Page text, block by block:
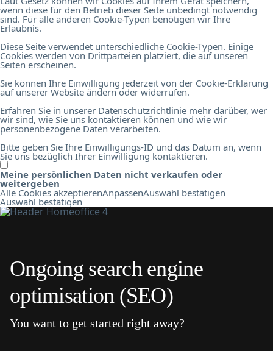
wenn diese für den Betrieb dieser Seite unbedingt notwendig
sind. Für alle anderen Cookie-Typen benötigen wir Ihre
Erlaubnis.
Diese Seite verwendet unterschiedliche Cookie-Typen. Einige
Cookies werden von Drittparteien platziert, die auf unseren
Seiten erscheinen.
Sie können Ihre Einwilligung jederzeit von der Cookie-Erklärung
auf unserer Website ändern oder widerrufen.
Erfahren Sie in unserer Datenschutzrichtlinie mehr darüber, wer
wir sind, wie Sie uns kontaktieren können und wie wir
personenbezogene Daten verarbeiten.
Bitte geben Sie Ihre Einwilligungs-ID und das Datum an, wenn
Sie uns bezüglich Ihrer Einwilligung kontaktieren.
Meine persönlichen Daten nicht verkaufen oder
weitergeben
Alle Cookies akzeptierenAnpassenAuswahl bestätigen
Auswahl bestätigen
Ongoing search engine
optimisation (SEO)
You want to get started right away?